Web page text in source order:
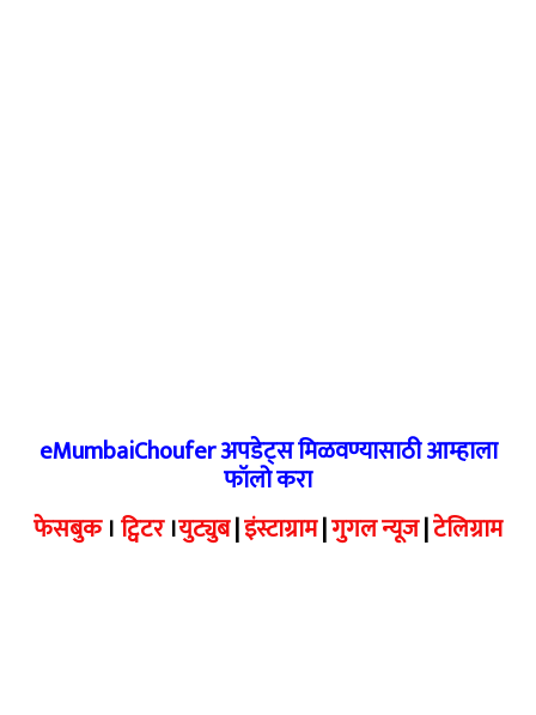
eMumbaiChoufer अपडेट्स मिळवण्यासाठी आम्हाला
फॉलो करा
फेसबुक।ट्विटर।युट्युब|इंस्टाग्राम|गुगल न्यूज|टेलिग्राम